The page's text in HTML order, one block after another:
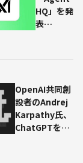
HQ」を発
表
つでもど
こで
も”統合
管理
OpenAI共同創
設者のAndrej
Karpathy氏、
ChatGPTを一